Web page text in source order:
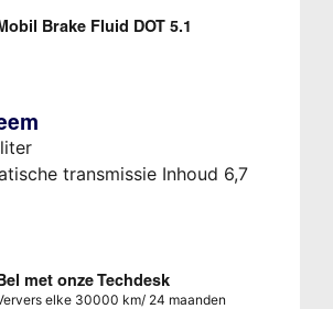
Brake Fluid DOT 5.1
transmissie Inhoud 6,7
met onze Techdesk
elke 30000 km/ 24 maanden